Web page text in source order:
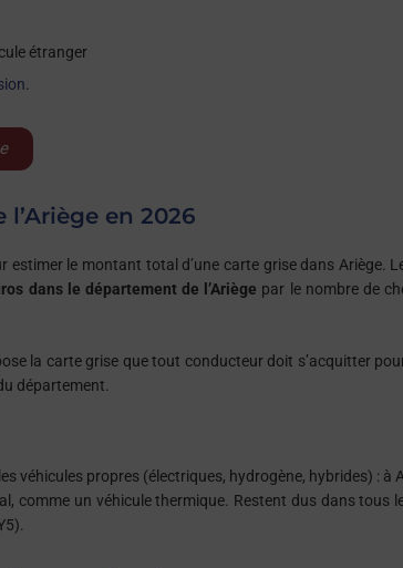
étranger
en 2026
le montant total d’une carte grise dans Ariège.
dans le département de l’Ariège par le nombre de
la carte grise que tout conducteur doit s’acquitter
département.
véhicules propres (électriques, hydrogène, hybrides) : à
comme un véhicule thermique. Restent dus dans tous